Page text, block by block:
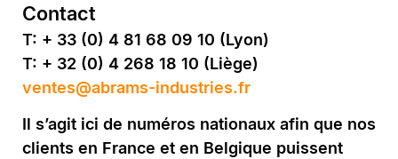
Contact
T: + 33 (0) 4 81 68 09 10 (Lyon)
T: + 32 (0) 4 268 18 10 (Liège)
ventes@abrams-industries.fr
Il s’agit ici de numéros nationaux afin que nos
clients en France et en Belgique puissent